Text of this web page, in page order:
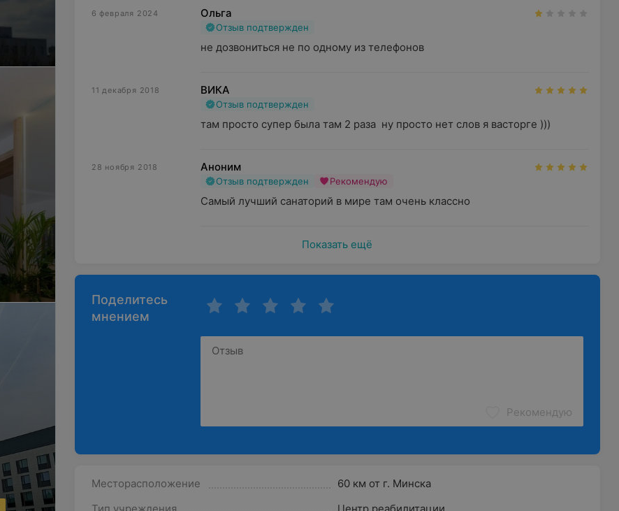
6 февраля 2024 Ольга
Отзыв подтвержден
не дозвониться не по одному из телефонов
11 декабря 2018 ВИКА
Отзыв подтвержден
там просто супер была там 2 раза  ну просто нет слов я васторге )))
28 ноября 2018 Аноним
Отзыв подтвержден Рекомендую
Самый лучший санаторий в мире там очень классно
Показать ещё
Поделитесь
мнением
Рекомендую
Месторасположение
60 км от г. Минска